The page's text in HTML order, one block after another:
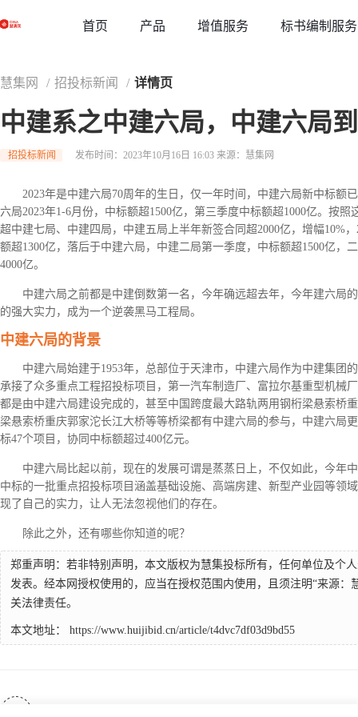
首页 产品 增值服务 标书编制服务
慧集网 / 招投标新闻 / 详情页
中建系之中建六局，中建六局
招投标新闻 发布时间：2023年10月16日 16:03 来源：慧集网
2023年是中建六局70周年的生日，仅一年时间，中建六局新中标额
六局2023年1-6月份，中标额超1500亿，第三季度中标额超1000亿。按
超中建七局、中建四局，中建五局上半年新签合同超2000亿，增幅10%
额超1300亿，落后于中建六局，中建二局第一季度，中标额超1500亿，
4000亿。
中建六局之前都是中建倒数第一名，今年确远超去年，今年建六局
的强大实力，成为一个逆袭黑马工程局。
中建六局的背景
中建六局始建于1953年，总部位于天津市，中建六局作为中建集团
承接了众多重点工程招投标项目，第一汽车制造厂、富拉尔基重型机械
都是由中建六局建设完成的，甚至中国跨度最大路轨两用钢桁梁悬索桥
梁悬索桥重庆郭家沱长江大桥等等桥梁都有中建六局的参与，中建六局
标47个项目，协同中标额超过400亿元。
中建六局比起以前，现在的发展可谓是蒸蒸日上，不仅如此，今年
中标的一批重点招投标项目涵盖基础设施、高端房建、新型产业园等领
现了自己的实力，让人无法忽视他们的存在。
除此之外，还有哪些你知道的呢？
郑重声明：若非特别声明，本文版权为慧集投标所有，任何单位及个
发表。经本网授权使用的，应当在授权范围内使用，且须注明“来源：
关法律责任。
本文地址： https://www.huijibid.cn/article/t4dvc7df03d9bd55